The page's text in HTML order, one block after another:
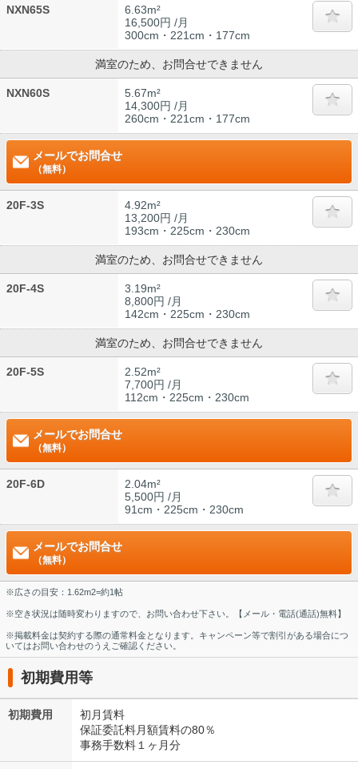
NXN65S
6.63m²
16,500円 /月
300cm・221cm・177cm
満室のため、お問合せできません
NXN60S
5.67m²
14,300円 /月
260cm・221cm・177cm
メールでお問合せ
（無料）
20F-3S
4.92m²
13,200円 /月
193cm・225cm・230cm
満室のため、お問合せできません
20F-4S
3.19m²
8,800円 /月
142cm・225cm・230cm
満室のため、お問合せできません
20F-5S
2.52m²
7,700円 /月
112cm・225cm・230cm
メールでお問合せ
（無料）
20F-6D
2.04m²
5,500円 /月
91cm・225cm・230cm
メールでお問合せ
（無料）
※広さの目安：1.62m2=約1帖
※空き状況は随時変わりますので、お問い合わせ下さい。【メール・電話(通話)無料】
※掲載料金は契約する際の通常料金となります。キャンペーン等で割引がある場合につ
いてはお問い合わせのうえご確認ください。
初期費用等
初期費用
初月賃料
保証委託料月額賃料の80％
事務手数料１ヶ月分